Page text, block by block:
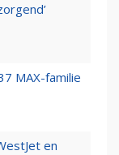
MAX-familie
en